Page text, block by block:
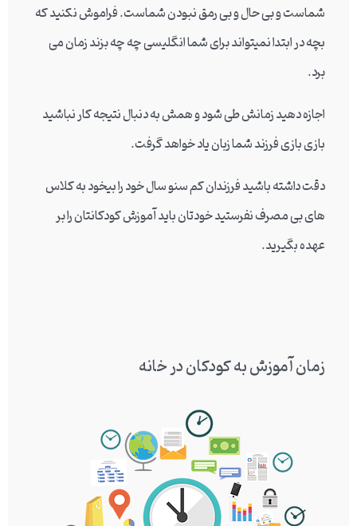
شماست و بی حال و بی رمق نبودن شماست. فراموش نکنید که
بچه در ابتدا نمیتواند برای شما انگلیسی چه چه بزند زمان می
برد.
اجازه دهید زمانش طی شود و همش به دنبال نتیجه کار نباشید
بازی بازی فرزند شما زبان یاد خواهد گرفت.
دقت داشته باشید فرزندان کم سنو سال خود را بیخود به کلاس
های بی مصرف نفرستید خودتان باید آموزش کودکانتان را بر
عهده بگیرید.
زمان آموزش به کودکان در خانه